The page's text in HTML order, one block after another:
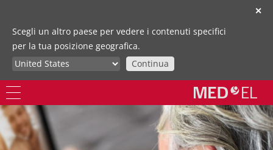
✕
Scegli un altro paese per vedere i contenuti specifici
per la tua posizione geografica.
Continua